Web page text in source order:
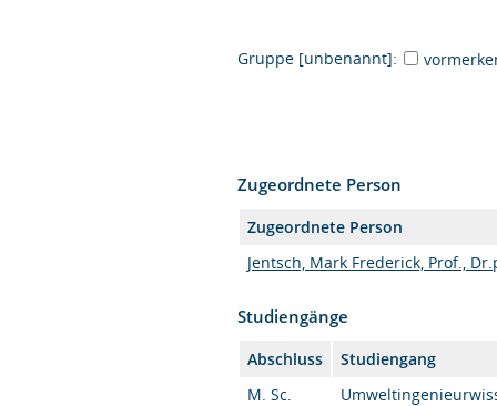
Gruppe [unbenannt]:
Zugeordnete Person
Zugeordnete Person
Jentsch, Mark Frederick, Prof.,
Studiengänge
Abschluss
Studiengang
M. Sc.